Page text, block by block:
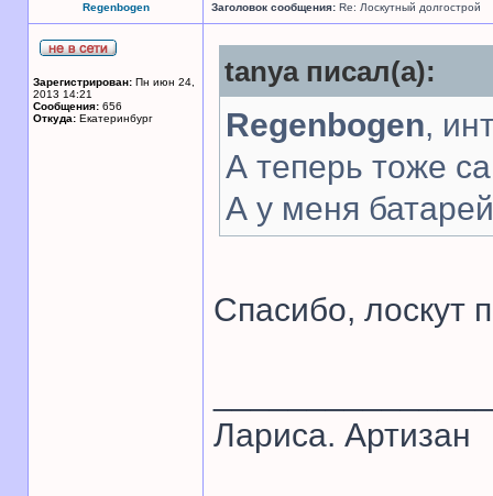
Regenbogen Заголовок сообщения: Re: Лоскутный долгострой
Зарегистрирован: Пн июн 24,
2013 14:21
Сообщения: 656
Откуда: Екатеринбург
tanya писал(а):
Regenbogen,
А теперь тоже
А у меня
Спасибо, лоскут
Лариса. Артизан